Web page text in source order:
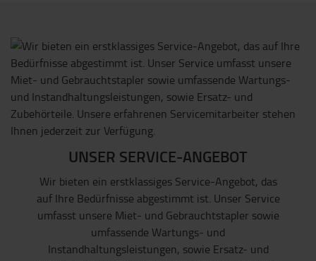
UNSER SERVICE-ANGEBOT
Wir bieten ein erstklassiges Service-Angebot, das
auf Ihre Bedürfnisse abgestimmt ist. Unser Service
umfasst unsere Miet- und Gebrauchtstapler sowie
umfassende Wartungs- und
Instandhaltungsleistungen, sowie Ersatz- und